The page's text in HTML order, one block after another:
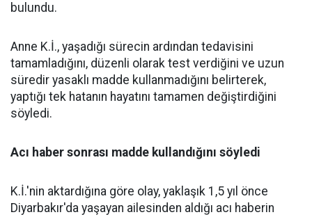
bulundu.
Anne K.İ., yaşadığı sürecin ardından tedavisini
tamamladığını, düzenli olarak test verdiğini ve uzun
süredir yasaklı madde kullanmadığını belirterek,
yaptığı tek hatanın hayatını tamamen değiştirdiğini
söyledi.
Acı haber sonrası madde kullandığını söyledi
K.İ.'nin aktardığına göre olay, yaklaşık 1,5 yıl önce
Diyarbakır'da yaşayan ailesinden aldığı acı haberin